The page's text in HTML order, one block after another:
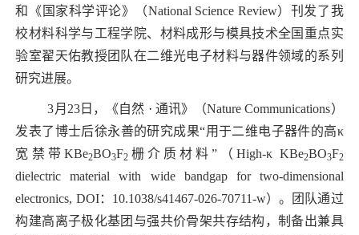
和
《国家科学评论》 （National Science Review）刊发了我
校材料科学与工程学院、材料成形与模具技术全国重点实
验室翟天佑教授团队在二维光电子材料与器件领域的系列
研究进展。
3月 23日，《自然 · 通讯》（Nature Communications）
发表了博士后徐永善的研究成果“用于二维电子器件的高κ
宽禁带 KBe2BO3F2栅介质材料”（High-κ KBe2BO3F2
dielectric material with wide bandgap for two-dimensional
electronics, DOI： 10.1038/s41467-026-70711-w）。团队通过
构建高离子极化基团与强共价骨架共存结构，制备出兼具